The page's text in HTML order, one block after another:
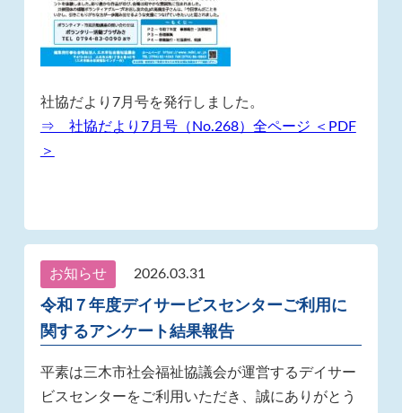
社協だより7月号を発行しました。
⇒ 社協だより7月号（No.268）全ページ ＜PDF
＞
お知らせ 2026.03.31
令和７年度デイサービスセンターご利用に
関するアンケート結果報告
平素は三木市社会福祉協議会が運営するデイサー
ビスセンターをご利用いただき、誠にありがとう